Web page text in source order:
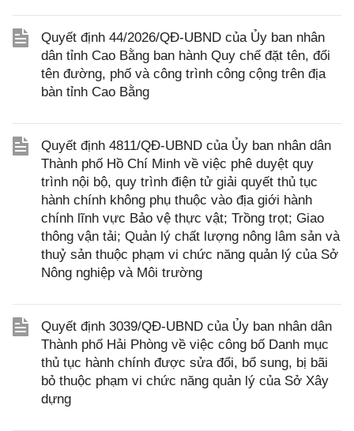
Quyết định 44/2026/QĐ-UBND của Ủy ban nhân
dân tỉnh Cao Bằng ban hành Quy chế đặt tên, đổi
tên đường, phố và công trình công cộng trên địa
bàn tỉnh Cao Bằng
Quyết định 4811/QĐ-UBND của Ủy ban nhân dân
Thành phố Hồ Chí Minh về việc phê duyệt quy
trình nội bộ, quy trình điện tử giải quyết thủ tục
hành chính không phụ thuộc vào địa giới hành
chính lĩnh vực Bảo vệ thực vật; Trồng trọt; Giao
thông vận tải; Quản lý chất lượng nông lâm sản và
thuỷ sản thuộc phạm vi chức năng quản lý của Sở
Nông nghiệp và Môi trường
Quyết định 3039/QĐ-UBND của Ủy ban nhân dân
Thành phố Hải Phòng về việc công bố Danh mục
thủ tục hành chính được sửa đổi, bổ sung, bị bãi
bỏ thuộc phạm vi chức năng quản lý của Sở Xây
dựng